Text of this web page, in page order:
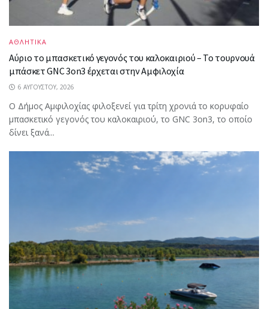
ΑΘΛΗΤΙΚΑ
Αύριο το μπασκετικό γεγονός του καλοκαιριού – Το τουρνουά
μπάσκετ GNC 3on3 έρχεται στην Αμφιλοχία
6 ΑΥΓΟΎΣΤΟΥ, 2026
Ο Δήμος Αμφιλοχίας φιλοξενεί για τρίτη χρονιά το κορυφαίο
μπασκετικό γεγονός του καλοκαιριού, το GNC 3on3, το οποίο
δίνει ξανά...